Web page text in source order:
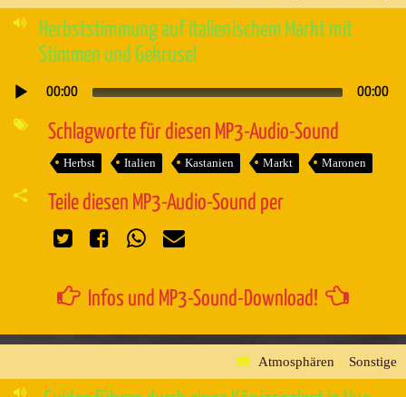
Herbststimmung auf italienischem Markt mit
Stimmen und Gekrusel
Audio-
00:00 00:00
Schlagworte für diesen MP3-Audio-Sound
Herbst Italien Kastanien Markt Maronen
Teile diesen MP3-Audio-Sound per
Infos und MP3-Sound-Download!
Atmosphären » Sonstige